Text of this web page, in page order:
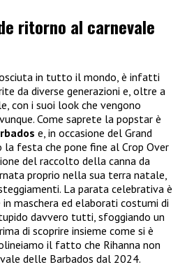
ritorno al carnevale
in tutto il mondo, è infatti
da diverse generazioni e, oltre a
con i suoi look che vengono
Come saprete la popstar è
e, in occasione del Grand
la festa che pone fine al Crop Over
del raccolto della canna da
proprio nella sua terra natale,
La parata celebrativa è
maschera ed elaborati costumi di
davvero tutti, sfoggiando un
di scoprire insieme come si è
il fatto che Rihanna non
delle Barbados dal 2024.